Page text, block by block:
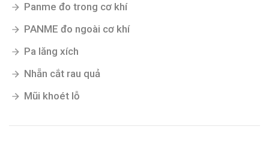
Panme đo trong cơ khí
PANME đo ngoài cơ khí
Pa lăng xích
Nhẵn cắt rau quả
Mũi khoét lỗ